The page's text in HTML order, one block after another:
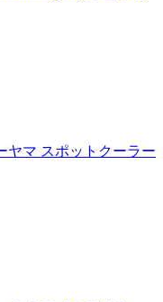
ヤマ スポットクーラー